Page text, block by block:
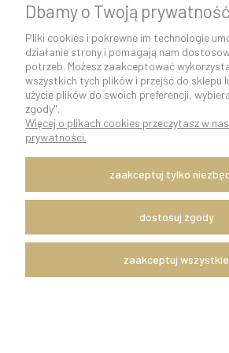
Opinie o
Dbamy o Twoją prywatność
Pliki cookies i pokrewne im technologie
działanie strony i pomagają nam
potrzeb. Możesz zaakceptować
wszystkich tych plików i przejść do sklepu
użycie plików do swoich preferencji,
zgody".
Więcej o plikach cookies przeczytasz w
prywatności.
zaakceptuj tylko
dostosuj zgody
zaakceptuj wszystkie